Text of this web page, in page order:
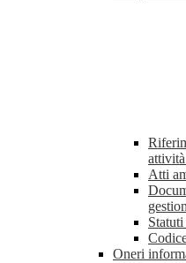
attività
Atti
Oneri